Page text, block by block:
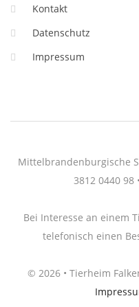
Kontakt
Datenschutz
Impressum
Mittelbrandenburgische
3812 0440 98
Bei Interesse an einem
telefonisch einen
© 2026 • Tierheim